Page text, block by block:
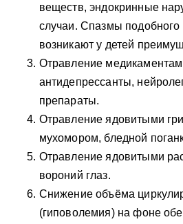
веществ, эндокринные
случаи. Спазмы подобного
возникают у детей
Отравление
антидепрессанты,
препараты.
Отравление ядовитыми
мухомором, бледной
Отравление ядовитыми
вороний глаз.
Снижение объёма
(гиповолемия) на фоне